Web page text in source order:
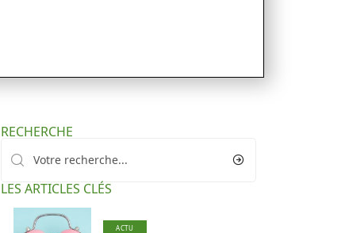
RECHERCHE
LES ARTICLES CLÉS
ACTU